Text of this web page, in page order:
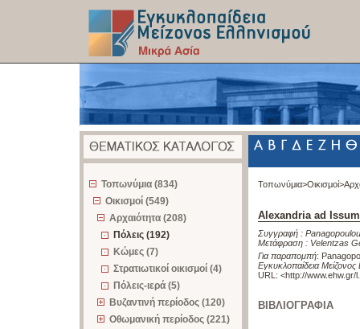
Τοπωνύμια (834)
Οικισμοί (549)
Αρχαιότητα (208)
Πόλεις (192)
Κώμες (7)
Στρατιωτικοί οικισμοί (4)
Πόλεις-ιερά (5)
Βυζαντινή περίοδος (120)
Οθωμανική περίοδος (221)
Τοπωνύμια>Οικισμοί>
Alexandria ad Issum
Συγγραφή :
Μετάφραση : Velentzas
Για παραπομπή:
Εγκυκλοπαίδεια
URL: <http://www.ehw.gr/
ΒΙΒΛΙΟΓΡΑΦΙΑ